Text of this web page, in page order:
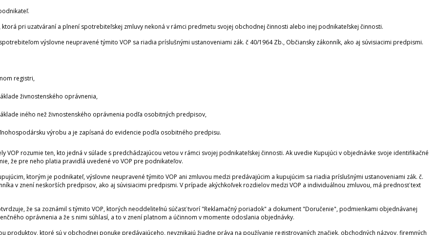
ktorá pri uzatváraní a plnení spotrebiteľskej zmluvy nekoná v rámci predmetu svojej obchodnej činnosti alebo inej podnikateľskej činnosti.
výslovne neupravené týmito VOP sa riadia príslušnými ustanoveniami zák. č 40/1964 Zb., Občiansky zákonník, ako aj súvisiacimi predpismi.
registri,
živnostenského oprávnenia,
iného než živnostenského oprávnenia podľa osobitných predpisov,
výrobu a je zapísaná do evidencie podľa osobitného predpisu.
VOP rozumie ten, kto jedná v súlade s predchádzajúcou vetou v rámci svojej podnikateľskej činnosti. Ak uvedie Kupujúci v objednávke svoje identifikačné
že pre neho platia pravidlá uvedené vo VOP pre podnikateľov.
ktorým je podnikateľ, výslovne neupravené týmito VOP ani zmluvou medzi predávajúcim a kupujúcim sa riadia príslušnými ustanoveniami zák. č.
v znení neskorších predpisov, ako aj súvisiacimi predpismi. V prípade akýchkoľvek rozdielov medzi VOP a individuálnou zmluvou, má prednosť text
že sa zoznámil s týmito VOP, ktorých neoddeliteľnú súčasť tvorí "Reklamačný poriadok" a dokument "Doručenie", podmienkami objednávanej
oprávnenia a že s nimi súhlasí, a to v znení platnom a účinnom v momente odoslania objednávky.
produktov, ktoré sú v obchodnej ponuke predávajúceho, nevznikajú žiadne práva na používanie registrovaných značiek, obchodných názvov, firemných